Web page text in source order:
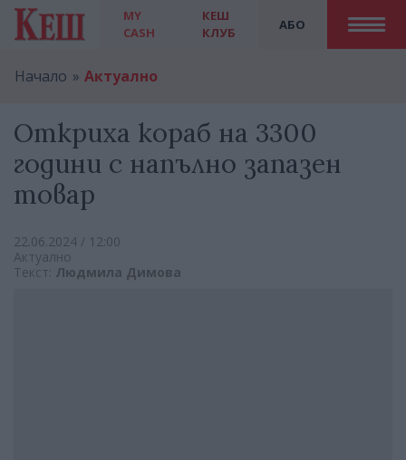
MY
CASH
АБО
КЕШ
КЛУБ
Начало Актуално
Откриха кораб на 3300
години с напълно запазен
товар
22.06.2024 / 12:00
Актуално
Текст: Людмила Димова